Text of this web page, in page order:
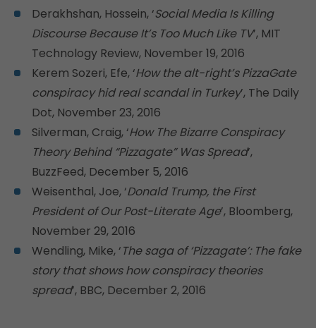
Derakhshan, Hossein, ‘Social Media Is Killing
Discourse Because It’s Too Much Like TV’, MIT
Technology Review, November 19, 2016
Kerem Sozeri, Efe, ‘How the alt-right’s PizzaGate
conspiracy hid real scandal in Turkey’, The Daily
Dot, November 23, 2016
Silverman, Craig, ‘How The Bizarre Conspiracy
Theory Behind “Pizzagate” Was Spread’,
BuzzFeed, December 5, 2016
Weisenthal, Joe, ‘Donald Trump, the First
President of Our Post-Literate Age’, Bloomberg,
November 29, 2016
Wendling, Mike, ‘The saga of ‘Pizzagate’: The fake
story that shows how conspiracy theories
spread’, BBC, December 2, 2016